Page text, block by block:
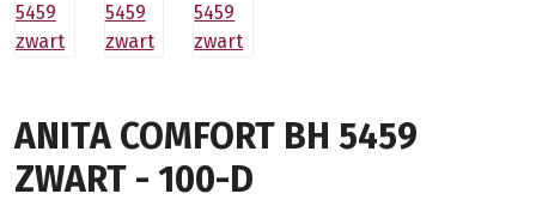
ANITA COMFORT BH 5459
ZWART - 100-D